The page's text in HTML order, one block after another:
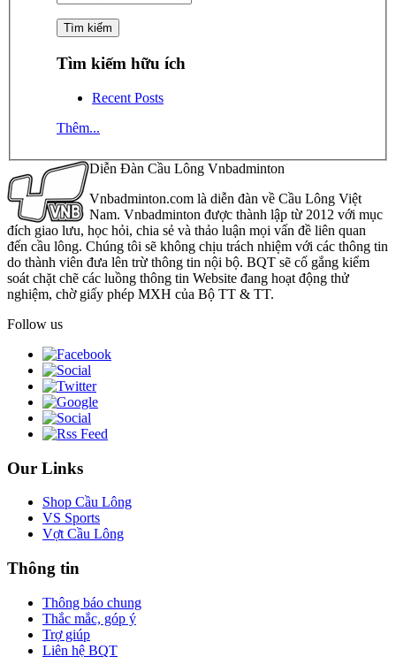
Tìm kiếm hữu ích
Recent Posts
Thêm...
Diễn Đàn Cầu Lông Vnbadminton
Vnbadminton.com là diễn đàn về Cầu Lông Việt
Nam. Vnbadminton được thành lập từ 2012 với mục
đích giao lưu, học hỏi, chia sẻ và thảo luận mọi vấn đề liên quan
đến cầu lông. Chúng tôi sẽ không chịu trách nhiệm với các thông tin
do thành viên đưa lên trừ thông tin nội bộ. BQT sẽ cố gắng kiểm
soát chặt chẽ các luồng thông tin Website đang hoạt động thử
nghiệm, chờ giấy phép MXH của Bộ TT & TT.
Follow us
Our Links
Shop Cầu Lông
VS Sports
Vợt Cầu Lông
Thông tin
Thông báo chung
Thắc mắc, góp ý
Trợ giúp
Liên hệ BQT